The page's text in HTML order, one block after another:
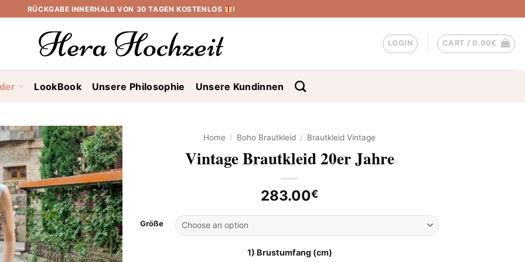
RÜCKGABE INNERHALB VON 30 TAGEN KOSTENLOS !
LOGIN CART / 0.00€
LookBook Unsere Philosophie Unsere Kundinnen
Home / Boho Brautkleid / Brautkleid Vintage
Vintage Brautkleid 20er Jahre
283.00€
Größe
1) Brustumfang (cm)